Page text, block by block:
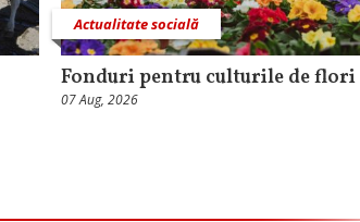
Actualitate socială
Fonduri pentru culturile de flori
07 Aug, 2026